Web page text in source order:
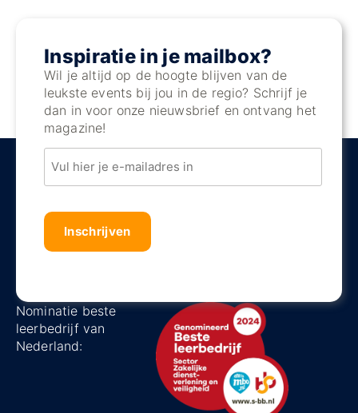
Nominatie beste
leerbedrijf van
Nederland:
Inspiratie in je mailbox?
Wil je altijd op de hoogte blijven van de
leukste events bij jou in de regio? Schrijf je
dan in voor onze nieuwsbrief en ontvang het
magazine!
Email